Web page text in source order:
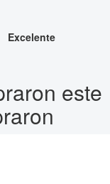
Excelente
este